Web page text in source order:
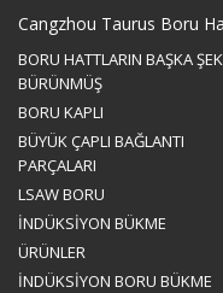
Cangzhou Taurus Boru
BORU HATTLARIN BAŞKA
BÜRÜNMÜŞ
BORU KAPLI
BÜYÜK ÇAPLI BAĞLANTI
PARÇALARI
LSAW BORU
İNDÜKSİYON BÜKME
ÜRÜNLER
İNDÜKSİYON BORU BÜKME